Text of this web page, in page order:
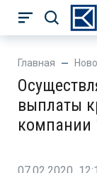
Главная
выплаты
компании